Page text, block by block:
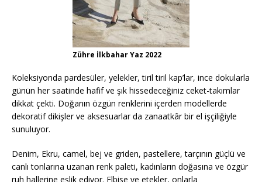
Zühre İlkbahar Yaz 2022
Koleksiyonda pardesüler, yelekler, tiril tiril kap’lar, ince dokularla
günün her saatinde hafif ve şık hissedeceğiniz ceket-takımlar
dikkat çekti. Doğanın özgün renklerini içerden modellerde
dekoratif dikişler ve aksesuarlar da zanaatkâr bir el işçiliğiyle
sunuluyor.
Denim, Ekru, camel, bej ve griden, pastellere, tarçının güçlü ve
canlı tonlarına uzanan renk paleti, kadınların doğasına ve özgür
ruh hallerine eşlik ediyor. Elbise ve etekler, onlarla